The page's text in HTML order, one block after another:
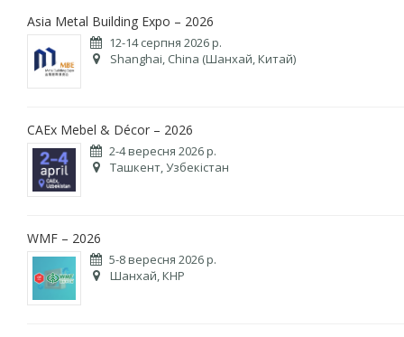
Asia Metal Building Expo – 2026
12-14 серпня 2026 р.
Shanghai, China (Шанхай, Китай)
CAEx Mebel & Décor – 2026
2-4 вересня 2026 р.
Ташкент, Узбекістан
WMF – 2026
5-8 вересня 2026 р.
Шанхай, КНР